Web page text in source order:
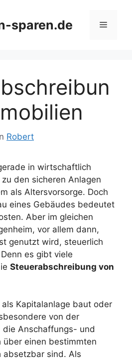
sparen.de Menü
Robert
in wirtschaftlich
den sicheren Anlagen
als Altersvorsorge. Doch
eines Gebäudes bedeutet
Aber im gleichen
vor allem dann,
genutzt wird, steuerlich
es gibt viele
Steuerabschreibung von
Kapitalanlage baut oder
von der
die Anschaffungs- und
über einen bestimmten
absetzbar sind. Als